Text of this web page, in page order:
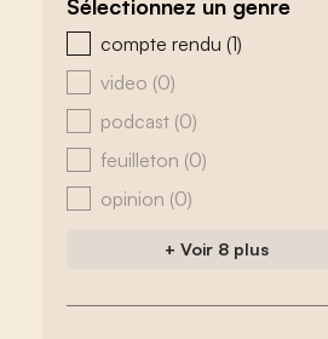
Sélectionnez un genre
zoeken - genre
compte rendu (1)
video (0)
podcast (0)
feuilleton (0)
opinion (0)
+ Voir 8 plus